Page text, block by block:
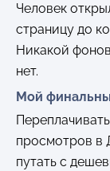
Человек
страницу до
Никакой
нет.
Мой
просмотров в
путать с